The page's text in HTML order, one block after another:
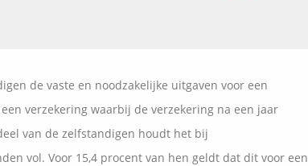
Expats services
Onderhoudsabonnementen
de vaste en noodzakelijke uitgaven voor een
verzekering waarbij de verzekering na een jaar
van de zelfstandigen houdt het bij
vol. Voor 15,4 procent van hen geldt dat dit voor een